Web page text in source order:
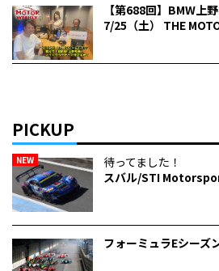
【第688回】BMW上
7/25（土） THE
PICKUP
NEW
待ってました！
スバル/STI
フォーミュラEシーズ